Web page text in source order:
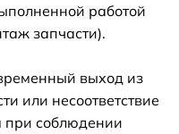
работой
запчасти).
выход из
или несоответствие
при соблюдении